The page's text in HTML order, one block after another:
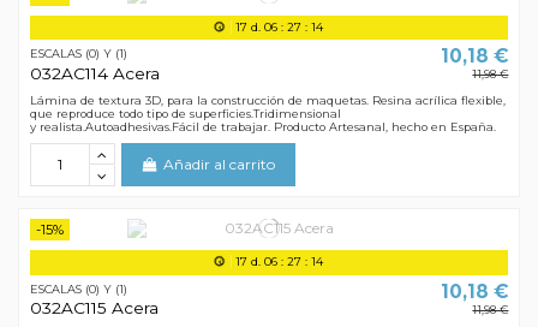
17 d. 06 :27 :13
ESCALAS (0) Y (1)
032AC114 Acera
10,18 €
11,98 €
Lámina de textura 3D, para la construcción de maquetas. Resina acrílica flexible,
que reproduce todo tipo de superficies.Tridimensional
y realista.Autoadhesivas.Fácil de trabajar. Producto Artesanal, hecho en España.
Añadir al carrito
-15%
17 d. 06 :27 :13
ESCALAS (0) Y (1)
032AC115 Acera
10,18 €
11,98 €